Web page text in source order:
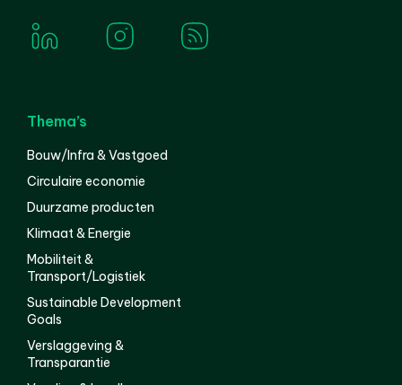
Thema’s
Bouw/Infra & Vastgoed
Circulaire economie
Duurzame producten
Klimaat & Energie
Mobiliteit &
Transport/Logistiek
Sustainable Development
Goals
Verslaggeving &
Transparantie